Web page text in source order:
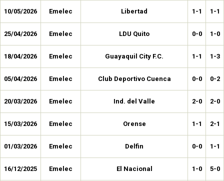
10/05/2026 Emelec Libertad 1-1 1-1
25/04/2026 Emelec LDU Quito 0-0 1-0
18/04/2026 Emelec Guayaquil City F.C. 1-1 1-3
05/04/2026 Emelec Club Deportivo Cuenca 0-0 0-2
20/03/2026 Emelec Ind. del Valle 2-0 2-0
15/03/2026 Emelec Orense 1-1 2-1
01/03/2026 Emelec Delfin 0-0 1-1
16/12/2025 Emelec El Nacional 1-0 5-0